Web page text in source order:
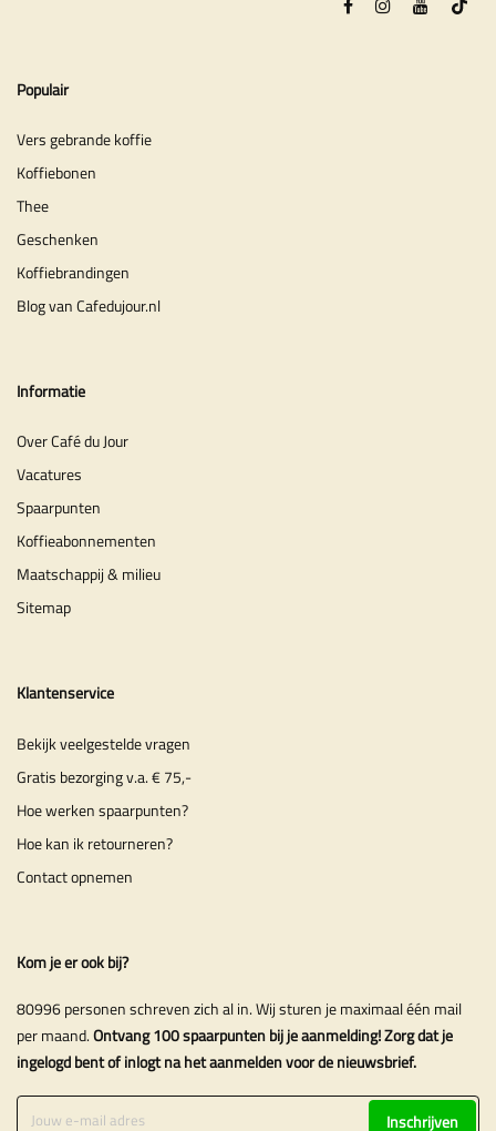
Populair
Vers gebrande koffie
Koffiebonen
Thee
Geschenken
Koffiebrandingen
Blog van Cafedujour.nl
Informatie
Over Café du Jour
Vacatures
Spaarpunten
Koffieabonnementen
Maatschappij & milieu
Sitemap
Klantenservice
Bekijk veelgestelde vragen
Gratis bezorging v.a. € 75,-
Hoe werken spaarpunten?
Hoe kan ik retourneren?
Contact opnemen
Kom je er ook bij?
80996 personen schreven zich al in. Wij sturen je maximaal één mail
per maand.Ontvang 100 spaarpunten bij je aanmelding! Zorg dat je
ingelogd bent of inlogt na het aanmelden voor de nieuwsbrief.
Inschrijven